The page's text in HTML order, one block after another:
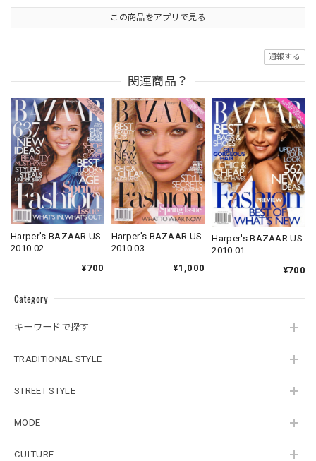
Category
キーワードで探す
TRADITIONAL STYLE
STREET STYLE
MODE
CULTURE
この商品をアプリで見る
通報する
関連商品？
Harper's BAZAAR US
2010.02
¥700
Harper's BAZAAR US
2010.03
¥1,000
Harper's BAZAAR US
2010.01
¥700